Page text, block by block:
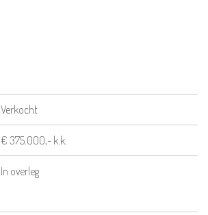
Verkocht
€ 375.000,- k.k.
In overleg